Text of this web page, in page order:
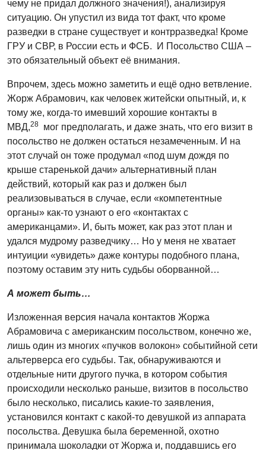
чему не придал должного значения!), анализируя
ситуацию. Он упустил из вида тот факт, что кроме
разведки в стране существует и контрразведка! Кроме
ГРУ и СВР, в России есть и ФСБ. И Посольство США –
это обязательный объект её внимания.
Впрочем, здесь можно заметить и ещё одно ветвление.
Жорж Абрамович, как человек житейски опытный, и, к
тому же, когда-то имевший хорошие контакты в
МВД,28
мог предполагать, и даже знать, что его визит в
посольство не должен остаться незамеченным. И на
этот случай он тоже продумал «под шум дождя по
крыше старенькой дачи» альтернативный план
действий, который как раз и должен был
реализовываться в случае, если «компетентные
органы» как-то узнают о его «контактах с
американцами». И, быть может, как раз этот план и
удался мудрому разведчику… Но у меня не хватает
интуиции «увидеть» даже контуры подобного плана,
поэтому оставим эту нить судьбы оборванной…
А может быть…
Изложенная версия начала контактов Жоржа
Абрамовича с американским посольством, конечно же,
лишь один из многих «пучков волокон» событийной сети
альтерверса его судьбы. Так, обнаруживаются и
отдельные нити другого пучка, в котором события
происходили несколько раньше, визитов в посольство
было несколько, писались какие-то заявления,
установился контакт с какой-то девушкой из аппарата
посольства. Девушка была беременной, охотно
принимала шоколадки от Жоржа и, поддавшись его